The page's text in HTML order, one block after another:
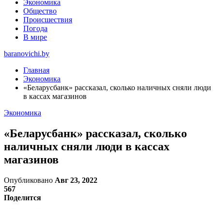
Экономика
Общество
Происшествия
Погода
В мире
baranovichi.by
Главная
Экономика
«Беларусбанк» рассказал, сколько наличных сняли люди
в кассах магазинов
Экономика
«Беларусбанк» рассказал, сколько
наличных сняли люди в кассах
магазинов
Опубликовано Авг 23, 2022
567
Поделится